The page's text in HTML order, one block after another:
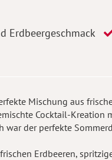
Erdbeergeschmack
Mischung aus
Cocktail-Kreation
war der perfekte
Erdbeeren,